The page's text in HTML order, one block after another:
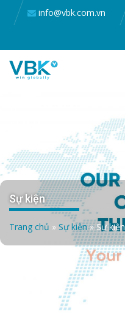
info@vbk.com.vn
Sự kiện
Trang chủ » Sự kiện»Sự kiện